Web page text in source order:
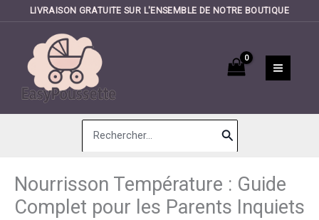
LIVRAISON GRATUITE SUR L'ENSEMBLE DE NOTRE BOUTIQUE
contenu
Search
for:
Nourrisson Température : Guide
Complet pour les Parents Inquiets